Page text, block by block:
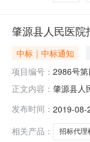
肇源县人民医
中标｜中标通知
项目编号： 2986号第
正文内容： 肇源县人
确定五家
有限公司
发布时间： 2019-08-
相关产品：
招标代理